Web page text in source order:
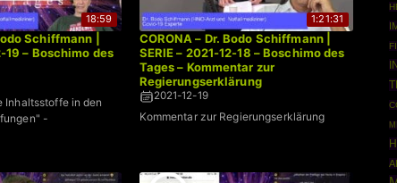
18:59
Schiffmann |
19 – Boschimo des
Inhaltsstoffe in den
-
1:21:31
CORONA – Dr. Bodo Schiffmann |
SERIE – 2021-12-18 – Boschimo des
Tages – Kommentar zur
Regierungserklärung
2021-12-19
Kommentar zur Regierungserklärung